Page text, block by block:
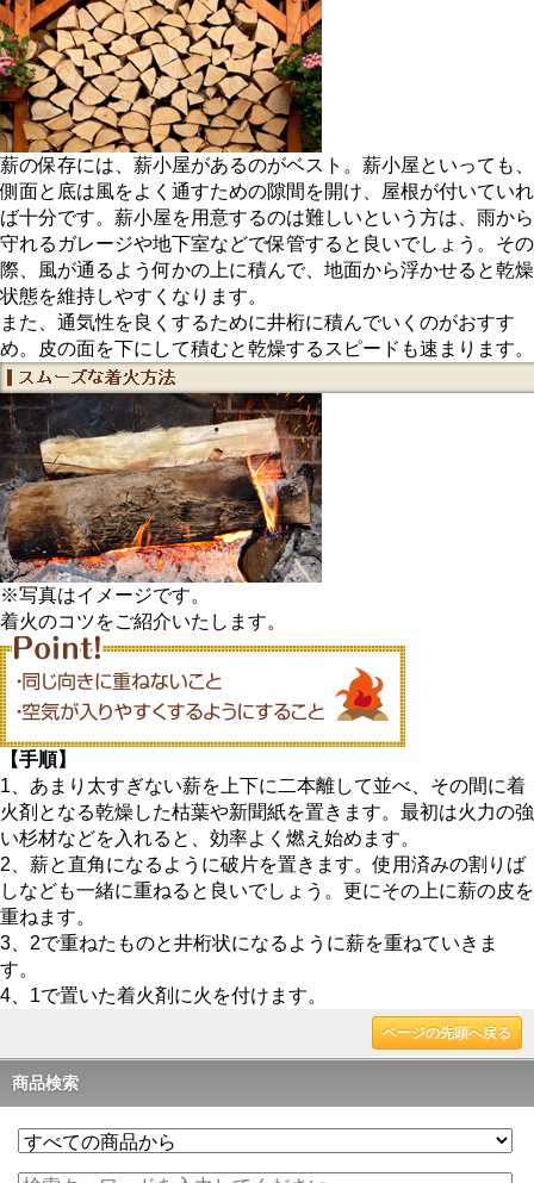
薪の保存には、薪小屋があるのがベスト。薪小屋といっても、
側面と底は風をよく通すための隙間を開け、屋根が付いていれ
ば十分です。薪小屋を用意するのは難しいという方は、雨から
守れるガレージや地下室などで保管すると良いでしょう。その
際、風が通るよう何かの上に積んで、地面から浮かせると乾燥
状態を維持しやすくなります。
また、通気性を良くするために井桁に積んでいくのがおすす
め。皮の面を下にして積むと乾燥するスピードも速まります。
※写真はイメージです。
着火のコツをご紹介いたします。
【手順】
1、あまり太すぎない薪を上下に二本離して並べ、その間に着
火剤となる乾燥した枯葉や新聞紙を置きます。最初は火力の強
い杉材などを入れると、効率よく燃え始めます。
2、薪と直角になるように破片を置きます。使用済みの割りば
しなども一緒に重ねると良いでしょう。更にその上に薪の皮を
重ねます。
3、2で重ねたものと井桁状になるように薪を重ねていきま
す。
4、1で置いた着火剤に火を付けます。
ページの先頭へ戻る
商品検索